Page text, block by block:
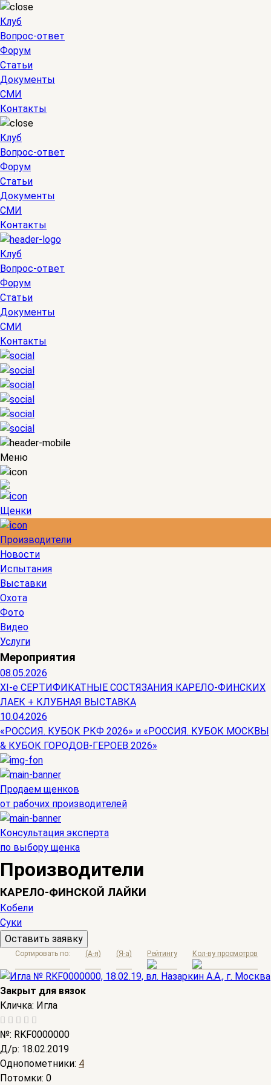
Клуб
Вопрос-ответ
Форум
Статьи
Документы
СМИ
Контакты
Клуб
Вопрос-ответ
Форум
Статьи
Документы
СМИ
Контакты
Клуб
Вопрос-ответ
Форум
Статьи
Документы
СМИ
Контакты
Меню
Щенки
Производители
Новости
Испытания
Выставки
Охота
Фото
Видео
Услуги
Мероприятия
08.05.2026
ХI-е СЕРТИФИКАТНЫЕ СОСТЯЗАНИЯ КАРЕЛО-ФИНСКИХ
ЛАЕК + КЛУБНАЯ ВЫСТАВКА
10.04.2026
«РОССИЯ. КУБОК РКФ 2026» и «РОССИЯ. КУБОК МОСКВЫ
& КУБОК ГОРОДОВ-ГЕРОЕВ 2026»
Продаем щенков
от рабочих производителей
Консультация эксперта
по выбору щенка
Производители
КАРЕЛО-ФИНСКОЙ ЛАЙКИ
Кобели
Суки
Оставить заявку
Сортировать по: (A-я) (Я-а) Рейтингу Кол-ву просмотров
Закрыт для вязок
Кличка: Игла
№: RKF0000000
Д/р: 18.02.2019
Однопометники: 4
Потомки: 0